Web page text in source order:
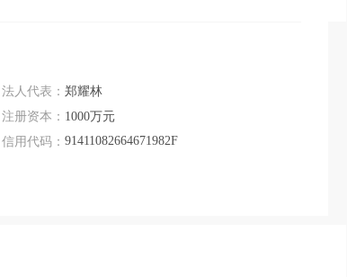
法人代表： 郑耀林
注册资本： 1000万元
信用代码： 91411082664671982F